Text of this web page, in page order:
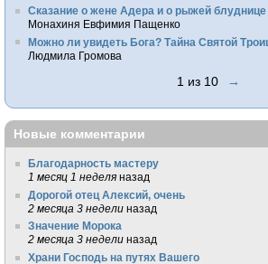
Сказание о жене Адера и о рыжей блуднице
Монахиня Евфимия Пащенко
Можно ли увидеть Бога? Тайна Святой
Людмила Громова
1 из 10 →
Новые комментарии
Благодарность мастеру
1 месяц 1 неделя назад
Дорогой отец Алексий, очень
2 месяца 3 недели назад
Значение Морока
2 месяца 3 недели назад
Храни Господь на путях Вашего